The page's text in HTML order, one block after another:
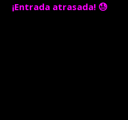
¡Entrada atrasada! 😓